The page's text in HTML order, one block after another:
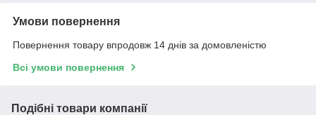
Умови повернення
Повернення товару впродовж 14 днів за домовленістю
Всі умови повернення
Подібні товари компанії